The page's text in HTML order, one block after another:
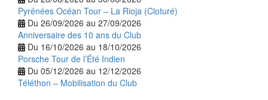
Pyrénées Océan Tour – La Rioja (Cloturé)
Du 26/09/2026 au 27/09/2026
Anniversaire des 10 ans du Club
Du 16/10/2026 au 18/10/2026
Porsche Tour de l’Été Indien
Du 05/12/2026 au 12/12/2026
Téléthon – Mobilisation du Club